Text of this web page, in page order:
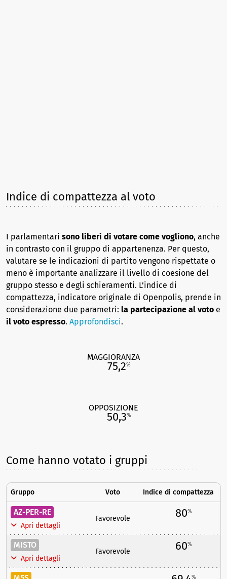
Indice di compattezza al voto
I parlamentari sono liberi di votare come vogliono, anche
in contrasto con il gruppo di appartenenza. Per questo,
valutare se le indicazioni di partito vengono rispettate o
meno è importante analizzare il livello di coesione del
gruppo stesso e degli schieramenti. L’indice di
compattezza, indicatore originale di Openpolis, prende in
considerazione due parametri: la partecipazione al voto e
il voto espresso. Approfondisci.
MAGGIORANZA
75,2%
OPPOSIZIONE
50,3%
Come hanno votato i gruppi
Gruppo Voto Indice di compattezza
AZ-PER-RE
Apri dettagli
Favorevole 80%
MISTO
Apri dettagli
Favorevole 60%
%